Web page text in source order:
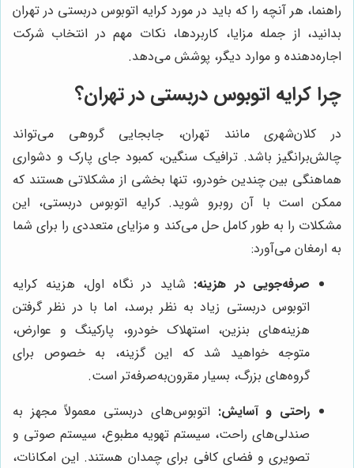
راهنما، هر آنچه را که باید در مورد کرایه اتوبوس دربستی در تهران
بدانید، از جمله مزایا، کاربردها، نکات مهم در انتخاب شرکت
اجاره‌دهنده و موارد دیگر، پوشش می‌دهد.
چرا کرایه اتوبوس دربستی در تهران؟
در کلان‌شهری مانند تهران، جابجایی گروهی می‌تواند
چالش‌برانگیز باشد. ترافیک سنگین، کمبود جای پارک و دشواری
هماهنگی بین چندین خودرو، تنها بخشی از مشکلاتی هستند که
ممکن است با آن روبرو شوید. کرایه اتوبوس دربستی، این
مشکلات را به طور کامل حل می‌کند و مزایای متعددی را برای شما
به ارمغان می‌آورد:
صرفه‌جویی در هزینه: شاید در نگاه اول، هزینه کرایه
اتوبوس دربستی زیاد به نظر برسد، اما با در نظر گرفتن
هزینه‌های بنزین، استهلاک خودرو، پارکینگ و عوارض،
متوجه خواهید شد که این گزینه، به خصوص برای
گروه‌های بزرگ، بسیار مقرون‌به‌صرفه‌تر است.
راحتی و آسایش: اتوبوس‌های دربستی معمولاً مجهز به
صندلی‌های راحت، سیستم تهویه مطبوع، سیستم صوتی و
تصویری و فضای کافی برای چمدان هستند. این امکانات،